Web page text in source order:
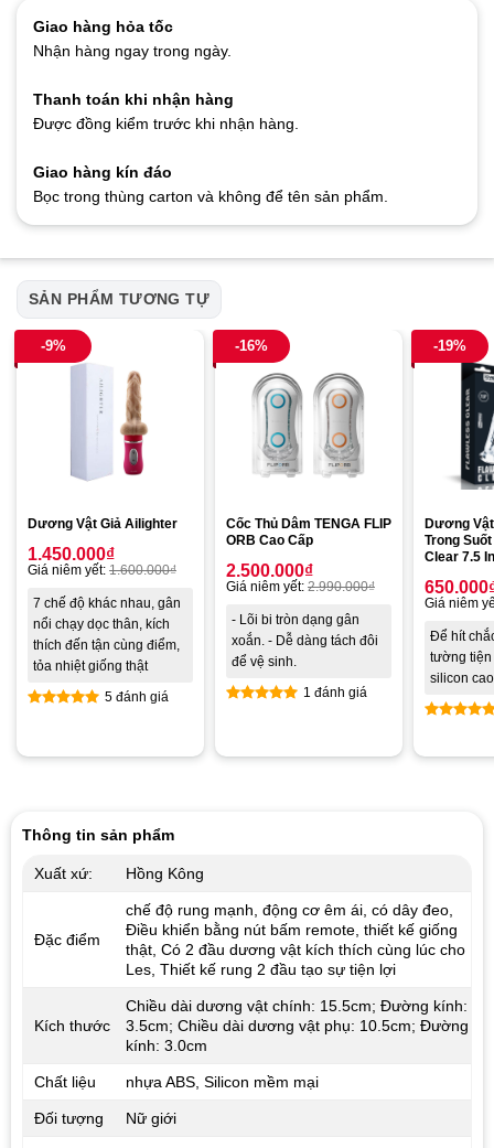
Giao hàng hỏa tốc
Nhận hàng ngay trong ngày.
Thanh toán khi nhận hàng
Được đồng kiểm trước khi nhận hàng.
Giao hàng kín đáo
Bọc trong thùng carton và không để tên sản phẩm.
SẢN PHẨM TƯƠNG TỰ
-9%
Dương Vật Giả Ailighter
5 sao
1.450.000₫
Giá niêm yết: 1.600.000₫
7 chế độ khác nhau, gân
nổi chạy dọc thân, kích
thích đến tận cùng điểm,
tỏa nhiệt giống thật
5 đánh giá
-16%
Cốc Thủ Dâm TENGA FLIP
ORB Cao Cấp
5 sao
2.500.000₫
Giá niêm yết: 2.990.000₫
- Lõi bi tròn dạng gân
xoắn. - Dễ dàng tách đôi
để vệ sinh.
1 đánh giá
-19%
Dương
Trong
Clear 7.5
hạng
650.000
Giá niêm
Để hít
tường
silicon
Thông tin sản phẩm
Xuất xứ: Hồng Kông
Đặc điểm
chế độ rung mạnh, động cơ êm ái, có dây đeo,
Điều khiển bằng nút bấm remote, thiết kế giống
thật, Có 2 đầu dương vật kích thích cùng lúc cho
Les, Thiết kế rung 2 đầu tạo sự tiện lợi
Kích thước
Chiều dài dương vật chính: 15.5cm; Đường kính:
3.5cm; Chiều dài dương vật phụ: 10.5cm; Đường
kính: 3.0cm
Chất liệu nhựa ABS, Silicon mềm mại
Đối tượng Nữ giới